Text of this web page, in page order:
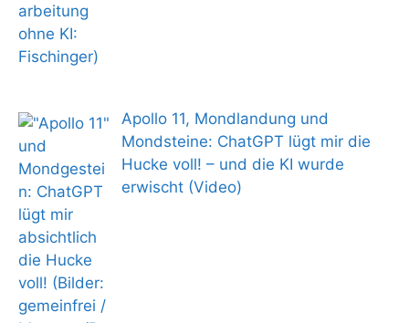
Apollo 11, Mondlandung und
Mondsteine: ChatGPT lügt mir die
Hucke voll! – und die KI wurde
erwischt (Video)